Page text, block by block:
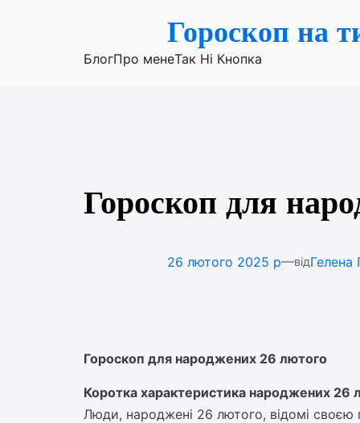
Гороскоп на
БлогПро менеТак Ні Кнопка
Гороскоп для
26 лютого 2025 р—відГелена
Гороскоп для народжених 26 лютого
Коротка характеристика народжених 26
Люди, народжені 26 лютого, відомі своєю